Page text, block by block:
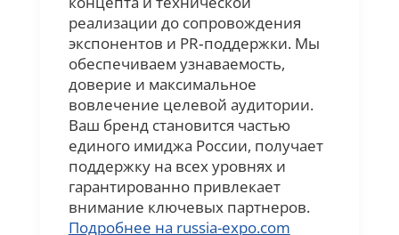
реализации до сопровождения
экспонентов и PR‑поддержки. Мы
обеспечиваем узнаваемость,
доверие и максимальное
вовлечение целевой аудитории.
Ваш бренд становится частью
единого имиджа России, получает
поддержку на всех уровнях и
гарантированно привлекает
внимание ключевых партнеров.
Подробнее на russia-expo.com